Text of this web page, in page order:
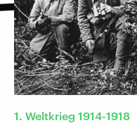
1. Weltkrieg 1914-1918